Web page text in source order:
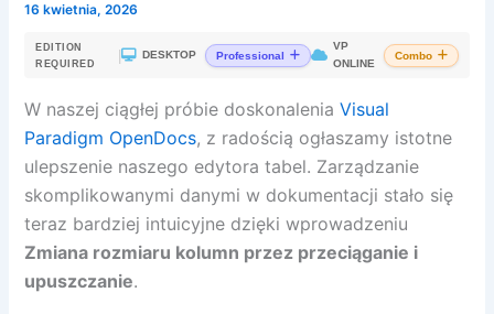
16 kwietnia, 2026
EDITION
REQUIRED
DESKTOP Professional
VP
ONLINE
Combo
W naszej ciągłej próbie doskonaleniaVisual
Paradigm OpenDocs, z radością ogłaszamy istotne
ulepszenie naszego edytora tabel. Zarządzanie
skomplikowanymi danymi w dokumentacji stało się
teraz bardziej intuicyjne dzięki wprowadzeniu
Zmiana rozmiaru kolumn przez przeciąganie i
upuszczanie.